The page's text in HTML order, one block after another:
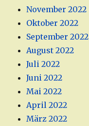
November 2022
Oktober 2022
September 2022
August 2022
Juli 2022
Juni 2022
Mai 2022
April 2022
März 2022